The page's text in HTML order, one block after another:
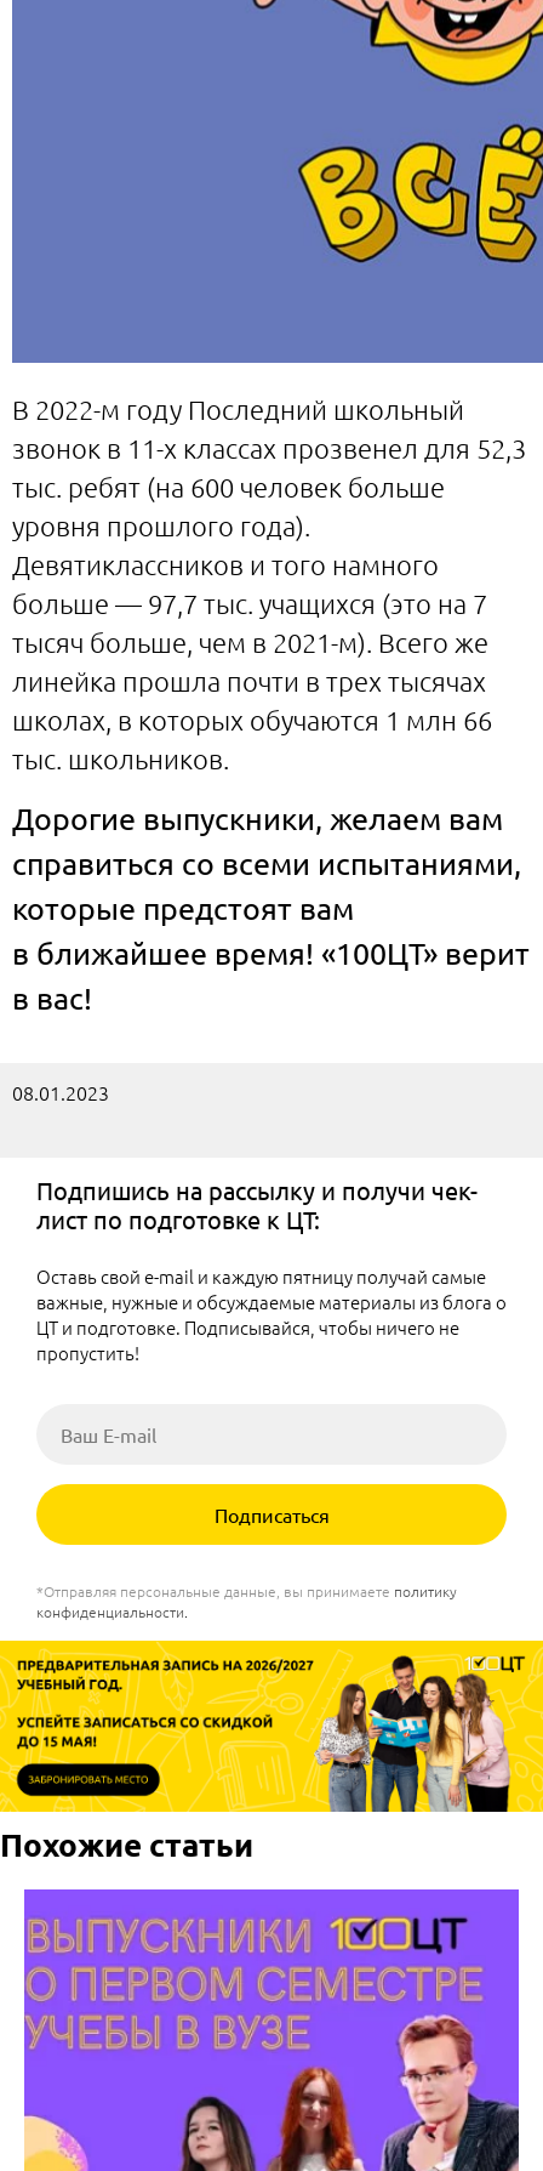
В 2022-м году Последний школьный
звонок в 11-х классах прозвенел для 52,3
тыс. ребят (на 600 человек больше
уровня прошлого года).
Девятиклассников и того намного
больше — 97,7 тыс. учащихся (это на 7
тысяч больше, чем в 2021-м). Всего же
линейка прошла почти в трех тысячах
школах, в которых обучаются 1 млн 66
тыс. школьников.
Дорогие выпускники, желаем вам
справиться со всеми испытаниями,
которые предстоят вам
в ближайшее время! «100ЦТ» верит
в вас!
08.01.2023
Подпишись на рассылку и получи чек-
лист по подготовке к ЦТ:
Оставь свой e-mail и каждую пятницу получай самые
важные, нужные и обсуждаемые материалы из блога о
ЦТ и подготовке. Подписывайся, чтобы ничего не
пропустить!
Подписаться
*Отправляя персональные данные, вы принимаете политику
конфиденциальности
Похожие статьи